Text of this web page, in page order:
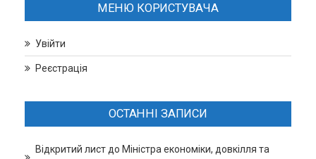
МЕНЮ КОРИСТУВАЧА
Увійти
Реєстрація
ОСТАННІ ЗАПИСИ
Відкритий лист до Міністра економіки, довкілля та